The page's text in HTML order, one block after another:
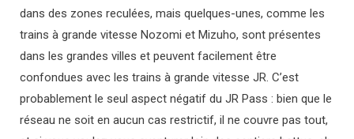
dans des zones reculées, mais quelques-unes, comme les
trains à grande vitesse Nozomi et Mizuho, ​​sont présentes
dans les grandes villes et peuvent facilement être
confondues avec les trains à grande vitesse JR. C’est
probablement le seul aspect négatif du JR Pass : bien que le
réseau ne soit en aucun cas restrictif, il ne couvre pas tout,